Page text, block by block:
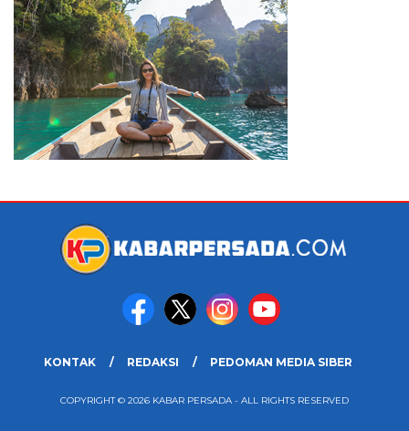
KONTAK REDAKSI PEDOMAN MEDIA SIBER
COPYRIGHT © 2026 KABAR PERSADA - ALL RIGHTS RESERVED